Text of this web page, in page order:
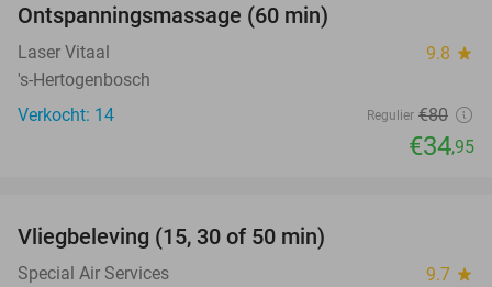
NEW
TODAY
Ontspanningsmassage (60 min)
Laser Vitaal 9.8 star
's-Hertogenbosch
Verkocht: 14
Regulier €80
€34,95
NEW
TODAY
Vliegbeleving (15, 30 of 50 min)
Special Air Services 9.7 star